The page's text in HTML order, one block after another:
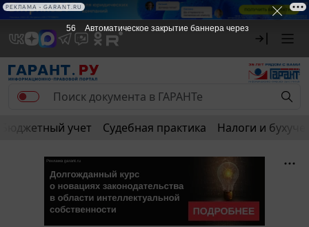
Бюджетный учет Судебная практика Налоги и
56 Автоматическое закрытие баннера через
РЕКЛАМА • GARANT.RU